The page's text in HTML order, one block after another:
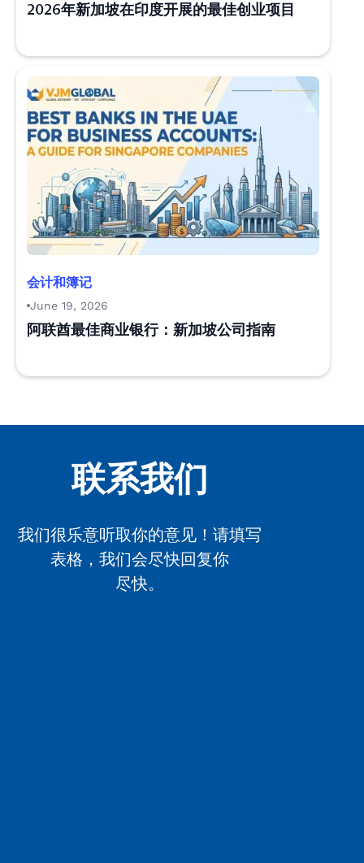
2026年新加坡在印度开展的最佳创业项目
会计和簿记
June 19, 2026
阿联酋最佳商业银行：新加坡公司指南
联系我们
我们很乐意听取你的意见！请填写
表格，我们会尽快回复你
尽快。